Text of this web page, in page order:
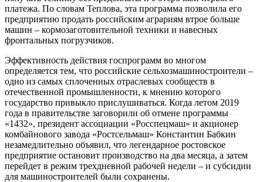
платежа. По словам Теплова, эта программа позволила его
предприятию продать российским аграриям втрое больше
машин – кормозаготовительной техники и навесных
фронтальных погрузчиков.
Эффективность действия госпрограмм во многом
определяется тем, что российские сельхозмашиностроители –
одно из самых сплоченных отраслевых сообществ в
отечественной промышленности, к мнению которого
государство привыкло прислушиваться. Когда летом 2019
года в правительстве заговорили об отмене программы
«1432», президент ассоциации «Росспецмаш» и акционер
комбайнового завода «Ростсельмаш» Константин Бабкин
незамедлительно объявил, что легендарное ростовское
предприятие остановит производство на два месяца, а затем
перейдет в режим трехдневной рабочей недели – и субсидии
для машиностроителей были сохранены.